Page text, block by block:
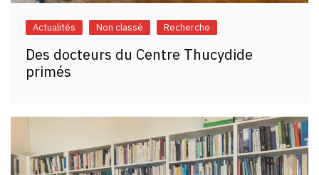
Actualités Non classé Recherche
Des docteurs du Centre Thucydide
primés